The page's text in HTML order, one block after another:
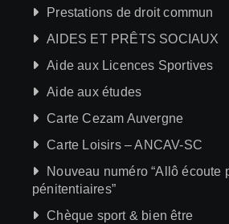
Prestations de droit commun
AIDES ET PRÊTS SOCIAUX
Aide aux Licences Sportives
Aide aux études
Carte Cezam Auvergne
Carte Loisirs – ANCAV-SC
Nouveau numéro “Allô écoute
pénitentiaires”
Chèque sport & bien être